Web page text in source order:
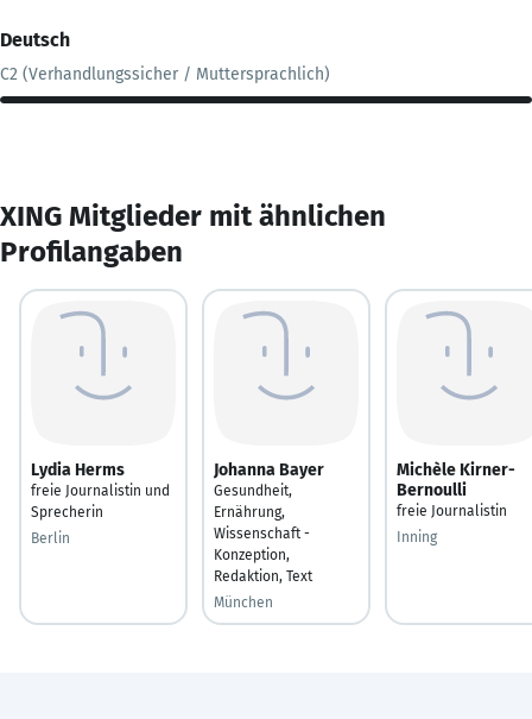
Deutsch
C2 (Verhandlungssicher / Muttersprachlich)
XING Mitglieder mit ähnlichen
Profilangaben
Lydia Herms
freie Journalistin und
Sprecherin
Berlin
Johanna Bayer
Gesundheit,
Ernährung,
Wissenschaft -
Konzeption,
Redaktion, Text
München
Michèle Kirner-
Bernoulli
freie Journalistin
Inning